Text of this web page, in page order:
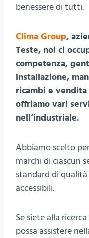
benessere di tutti.
Clima Group,
Teste, noi ci
competenza,
installazione,
ricambi e
offriamo vari
nell’industriale.
Abbiamo scelto
marchi di ciascun
standard di
accessibili.
Se siete alla
possa assistere